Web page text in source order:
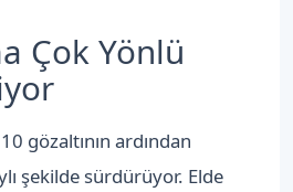
Çok Yönlü
gözaltının ardından
şekilde sürdürüyor. Elde